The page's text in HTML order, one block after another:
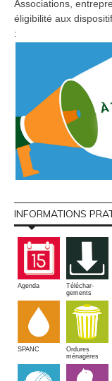
Associations,
éligibilité aux
:
INFORMATIONS
Agenda
Téléchar-
gements
SPANC
Ordures
ménagères